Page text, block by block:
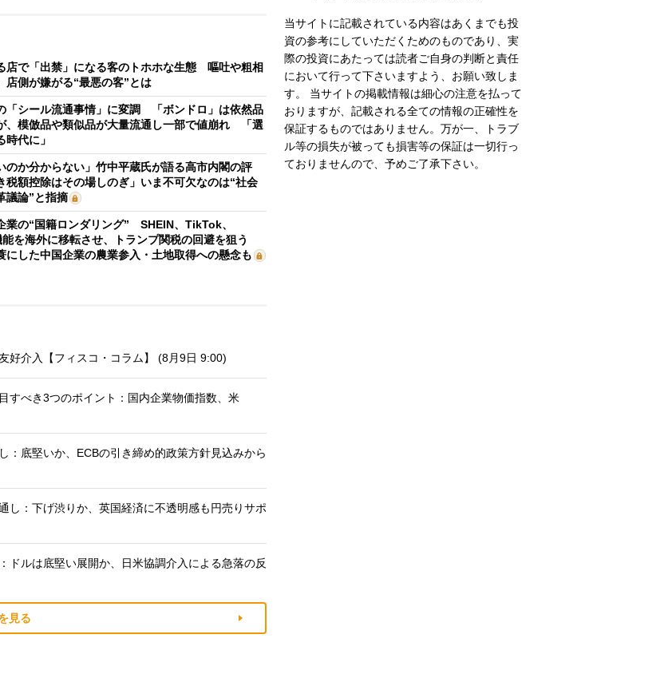
店で「出禁」になる客のトホホな生態 嘔吐や粗相
店側が嫌がる“最悪の客”とは
「シール流通事情」に変調 「ボンドロ」は依然品
、模倣品や類似品が大量流通し一部で値崩れ 「選
時代に」
のか分からない」竹中平蔵氏が語る高市内閣の評
額控除はその場しのぎ」いま不可欠なのは“社会
議論”と指摘
業の“国籍ロンダリング” SHEIN、TikTok、
を海外に移転させ、トランプ関税の回避を狙う
にした中国企業の農業参入・土地取得への懸念も
好介入【フィスコ・コラム】 (8月9日 9:00)
すべき3つのポイント：国内企業物価指数、米
底堅いか、ECBの引き締め的政策方針見込みから
し：下げ渋りか、英国経済に不透明感も円売りサポ
ルは底堅い展開か、日米協調介入による急落の反
見る
当サイトに記載されている内容はあくまでも投
資の参考にしていただくためのものであり、実
際の投資にあたっては読者ご自身の判断と責任
において行って下さいますよう、お願い致しま
す。 当サイトの掲載情報は細心の注意を払って
おりますが、記載される全ての情報の正確性を
保証するものではありません。万が一、トラブ
ル等の損失が被っても損害等の保証は一切行っ
ておりませんので、予めご了承下さい。